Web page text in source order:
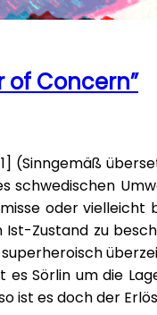
of Concern”
oder vielleicht
Zustand zu
Sörlin um die
es doch der